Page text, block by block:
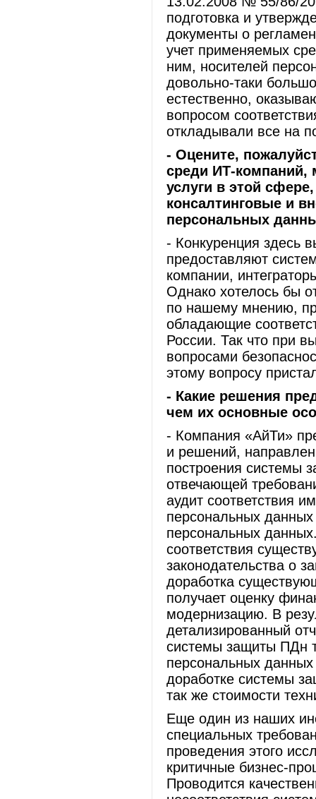
подготовка и
документы о
учет применяемых
ним, носителей
довольно-таки
естественно,
вопросом
откладывали все на
- Оцените,
среди ИТ-компаний,
услуги в этой
консалтинговые и
персональных
- Конкуренция здесь
предоставляют
компании,
Однако хотелось бы
по нашему мнению,
обладающие
России. Так что при
вопросами
этому вопросу
- Какие решения
чем их основные
- Компания «АйТи»
и решений,
построения системы
отвечающей
аудит соответствия
персональных
персональных
соответствия
законодательства о
доработка
получает оценку
модернизацию. В
детализированный
системы защиты ПДн
персональных
доработке системы
так же стоимости
Еще один из наших
специальных
проведения этого
критичные бизнес-
Проводится